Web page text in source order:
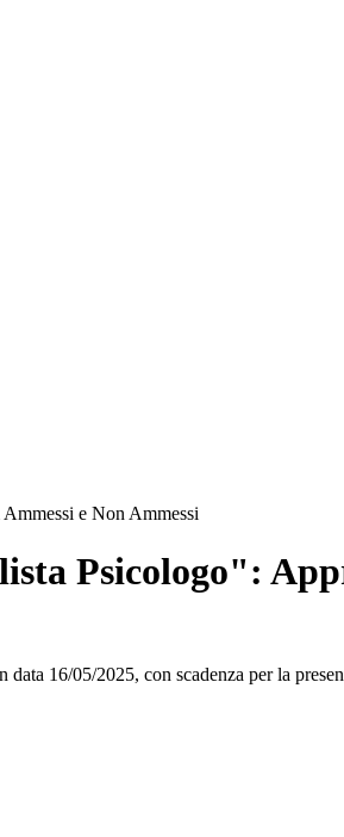
e Non Ammessi
Psicologo":
16/05/2025, con scadenza per la